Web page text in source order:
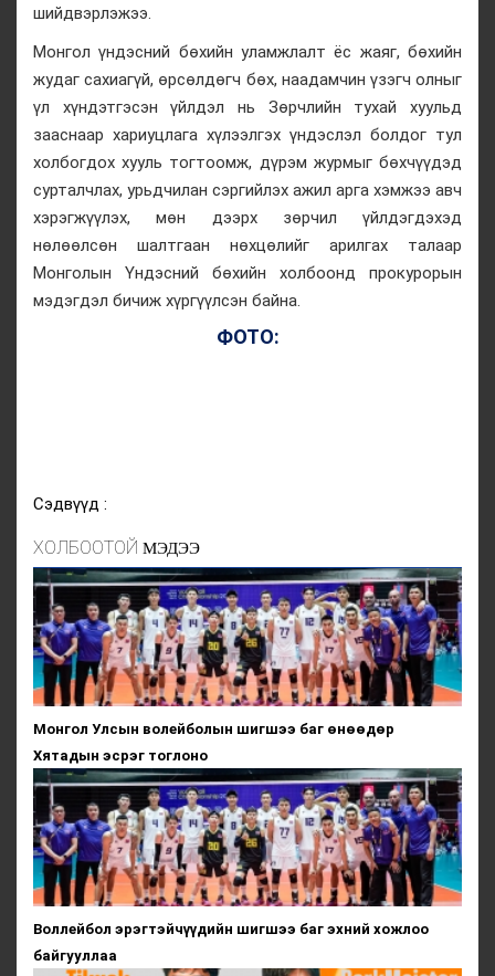
шийдвэрлэжээ.
Монгол үндэсний бөхийн уламжлалт ёс жаяг, бөхийн
жудаг сахиагүй, өрсөлдөгч бөх, наадамчин үзэгч олныг
үл хүндэтгэсэн үйлдэл нь Зөрчлийн тухай хуульд
зааснаар хариуцлага хүлээлгэх үндэслэл болдог тул
холбогдох хууль тогтоомж, дүрэм журмыг бөхчүүдэд
сурталчлах, урьдчилан сэргийлэх ажил арга хэмжээ авч
хэрэгжүүлэх, мөн дээрх зөрчил үйлдэгдэхэд
нөлөөлсөн шалтгаан нөхцөлийг арилгах талаар
Монголын Үндэсний бөхийн холбоонд прокурорын
мэдэгдэл бичиж хүргүүлсэн байна.
ФОТО:
Сэдвүүд :
ХОЛБООТОЙ МЭДЭЭ
Монгол Улсын волейболын шигшээ баг өнөөдөр
Хятадын эсрэг тоглоно
Воллейбол эрэгтэйчүүдийн шигшээ баг эхний хожлоо
байгууллаа